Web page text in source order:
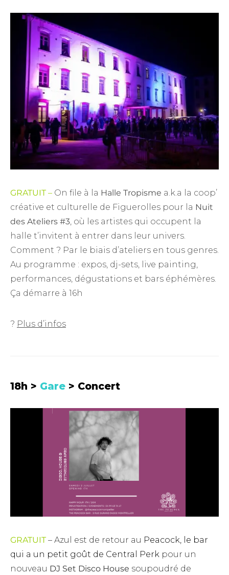
GRATUIT – On file à la Halle Tropisme a.k.a la coop’
créative et culturelle de Figuerolles pour la Nuit
des Ateliers #3 , où les artistes qui occupent la
halle t’invitent à entrer dans leur univers.
Comment ? Par le biais d’ateliers en tous genres.
Au programme : expos, dj-sets, live painting,
performances, dégustations et bars éphémères.
Ça démarre à 16h
? Plus d’infos
18h > Gare > Concert
GRATUIT– Azul est de retour au Peacock, le bar
qui a un petit goût de Central Perk pour un
nouveau DJ Set Disco House soupoudré de